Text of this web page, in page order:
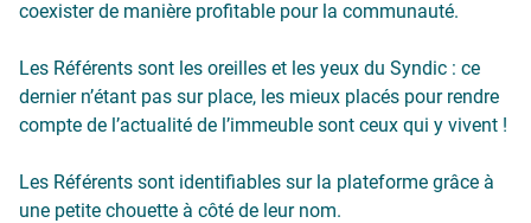
coexister de manière profitable pour la communauté.
Les Référents sont les oreilles et les yeux du Syndic : ce
dernier n’étant pas sur place, les mieux placés pour rendre
compte de l’actualité de l’immeuble sont ceux qui y vivent !
Les Référents sont identifiables sur la plateforme grâce à
une petite chouette à côté de leur nom.